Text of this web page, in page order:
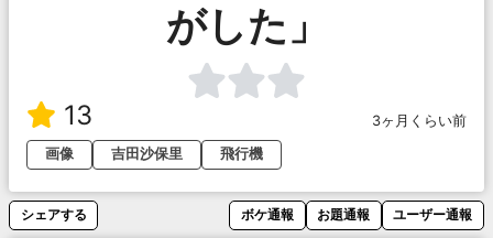
がした」
13
3ヶ月くらい前
画像
吉田沙保里 飛行機
シェアする ボケ通報 お題通報 ユーザー通報